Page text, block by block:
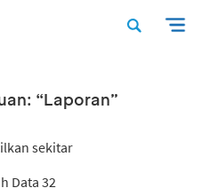
“Laporan”
sekitar
Data 32